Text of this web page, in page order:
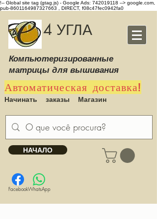
!-- Global site tag (gtag.js) - Google Ads: 742019118 --> google.com,
pub-8601164987327663 , DIRECT, f08c47fec0942fa0
4 УГЛА
Компьютеризированные
матрицы для вышивания
Автоматическая доставка!
Начинать заказы Магазин
НАЧАЛО
FacebookWhatsApp